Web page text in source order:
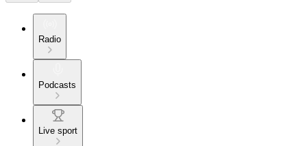
Radio
Podcasts
Live sport